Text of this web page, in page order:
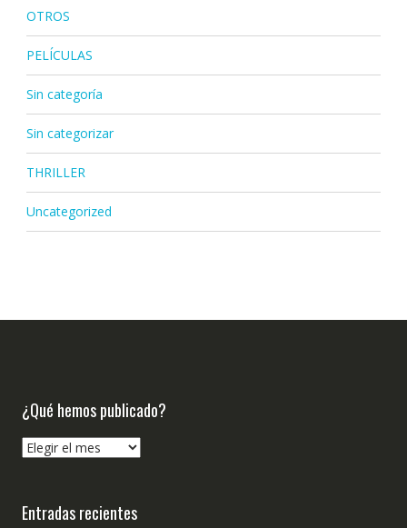
OTROS
PELÍCULAS
Sin categoría
Sin categorizar
THRILLER
Uncategorized
¿Qué hemos publicado?
¿Qué
Entradas recientes